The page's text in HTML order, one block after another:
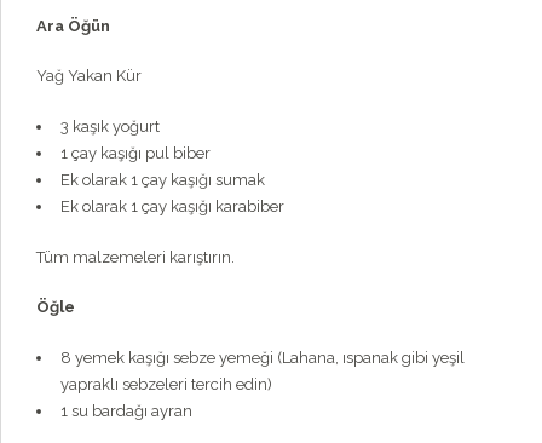
Ara Öğün
Yağ Yakan Kür
3 kaşık yoğurt
1 çay kaşığı pul biber
Ek olarak 1 çay kaşığı sumak
Ek olarak 1 çay kaşığı karabiber
Tüm malzemeleri karıştırın.
Öğle
8 yemek kaşığı sebze yemeği (Lahana, ıspanak gibi yeşil
yapraklı sebzeleri tercih edin)
1 su bardağı ayran